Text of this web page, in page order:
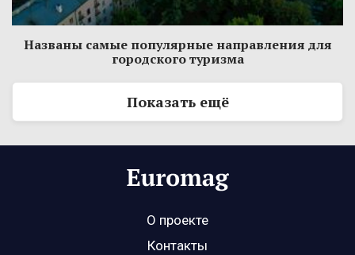
Названы самые популярные направления для
городского туризма
Показать ещё
О проекте
Контакты